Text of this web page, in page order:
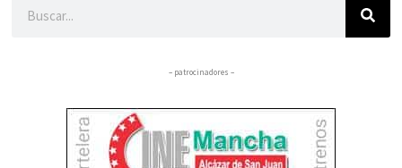
– patrocinadores –